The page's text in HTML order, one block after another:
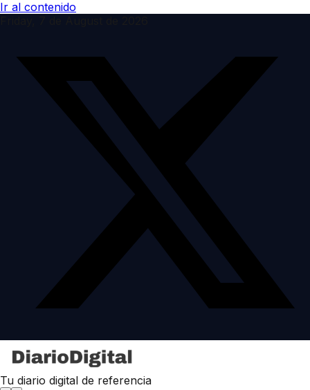
Ir al contenido
Tu diario digital de referencia